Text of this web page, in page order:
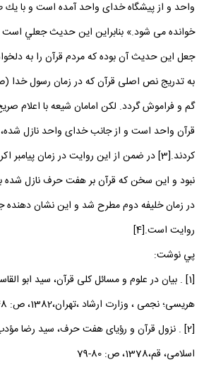
واحد و از پيشگاه خداى واحد آمده است و با
خوانده مى‏ شود.» بنابراين اين حديث جعلي
جعل اين حديث آن بوده كه مردم قرآن را به
به تدريج نص اصلى قرآن كه در زمان رسول
گم و فراموش گردد. لكن امامان شيعه با اعلام
قرآن واحد است و از جانب خداى واحد نازل شده،
كردند.[3] در ضمن از اين روايت در زمان
نبود و اين سخن كه قرآن بر هفت حرف نازل شده
در زمان خليفه دوم مطرح شد و اين نشان دهنده
روايت است.[4]
پي نوشت:
[1] . بيان در علوم و مسائل كلى قرآن، سيد ابو
هريسى؛ نجمى‏ ، وزارت ارشاد ،تهران،1382، ص: 248-226
[2] . نزول قرآن و رؤياى هفت حرف، سيد رضا
اسلامى‏، قم،1378، ص: 80-79